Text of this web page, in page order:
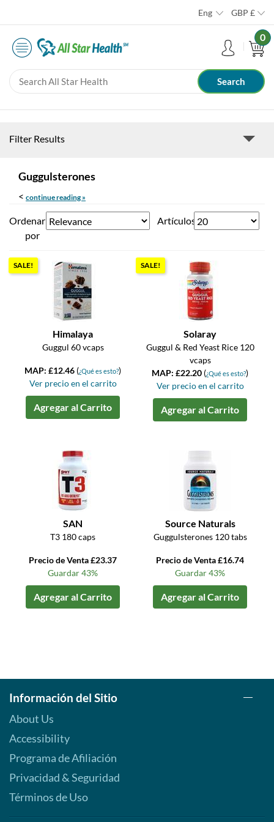
Eng GBP £
0
Filter Results
Guggulsterones
< continue reading »
Ordenar
por
Artículos
SALE!
Himalaya
Guggul 60 vcaps
MAP: £12.46 (¿Qué es esto?)
Ver precio en el carrito
Agregar al Carrito
SALE!
Solaray
Guggul & Red Yeast Rice 120
vcaps
MAP: £22.20 (¿Qué es esto?)
Ver precio en el carrito
Agregar al Carrito
SAN
T3 180 caps
Precio de Venta £23.37
Guardar 43%
Agregar al Carrito
Source Naturals
Guggulsterones 120 tabs
Precio de Venta £16.74
Guardar 43%
Agregar al Carrito
Información del Sitio
About Us
Accessibility
Programa de Afiliación
Privacidad & Seguridad
Términos de Uso